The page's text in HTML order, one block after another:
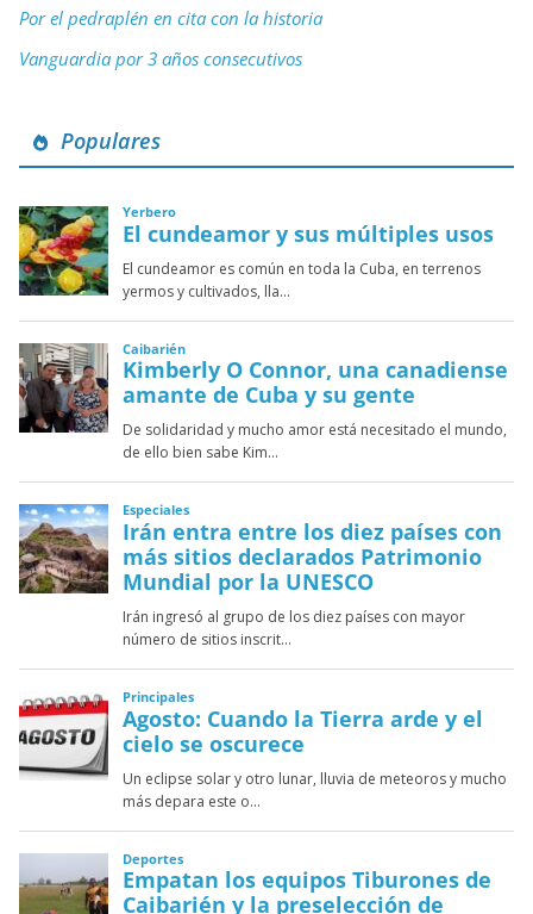
Por el pedraplén en cita con la historia
Vanguardia por 3 años consecutivos
Populares